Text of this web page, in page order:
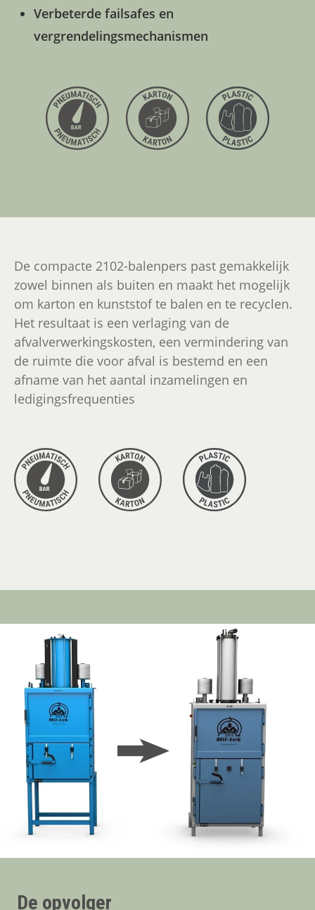
Verbeterde failsafes en
vergrendelingsmechanismen
De compacte 2102-balenpers past gemakkelijk
zowel binnen als buiten en maakt het mogelijk
om karton en kunststof te balen en te recyclen.
Het resultaat is een verlaging van de
afvalverwerkingskosten, een vermindering van
de ruimte die voor afval is bestemd en een
afname van het aantal inzamelingen en
ledigingsfrequenties
De opvolger